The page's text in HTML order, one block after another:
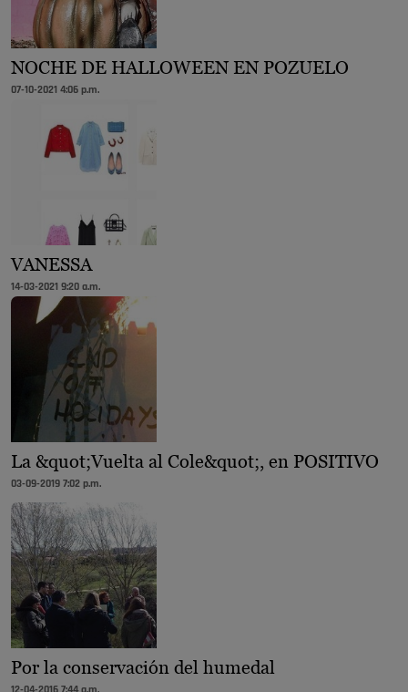
NOCHE DE HALLOWEEN EN POZUELO
07-10-2021 4:06 p.m.
VANESSA
14-03-2021 9:20 a.m.
La &quot;Vuelta al Cole&quot;, en POSITIVO
03-09-2019 7:02 p.m.
Por la conservación del humedal